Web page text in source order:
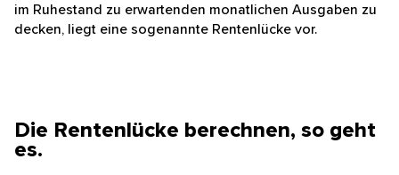
mögliche Versorgungslücke im Alter hin. Reichen die
monatlichen Einnahmen aus der gesetzlichen Rente